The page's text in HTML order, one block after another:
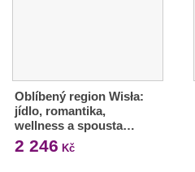
Oblíbený region Wisła:
jídlo, romantika,
wellness a spousta…
2 246 Kč